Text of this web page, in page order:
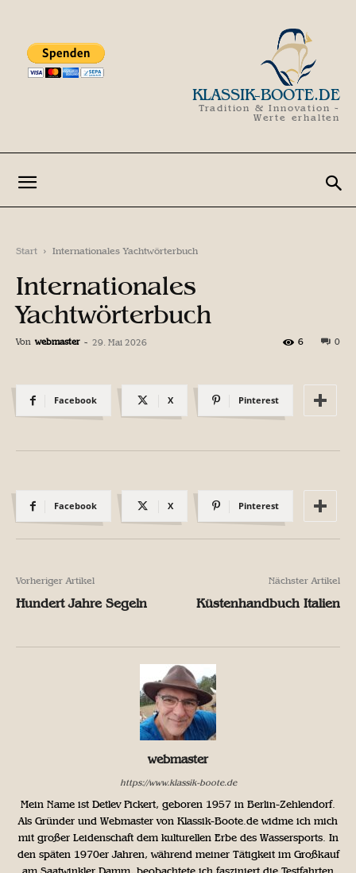
KLASSIK-BOOTE.DE
Tradition & Innovation -
Werte erhalten
Start Internationales Yachtwörterbuch
Internationales
Yachtwörterbuch
Von webmaster - 29. Mai 2026 0
6
Facebook X Pinterest
Facebook X Pinterest
Vorheriger Artikel
Hundert Jahre Segeln
Nächster Artikel
Küstenhandbuch Italien
webmaster
https://www.klassik-boote.de
Mein Name ist Detlev Pickert, geboren 1957 in Berlin-Zehlendorf.
Als Gründer und Webmaster von Klassik-Boote.de widme ich mich
mit großer Leidenschaft dem kulturellen Erbe des Wassersports. In
den späten 1970er Jahren, während meiner Tätigkeit im Großkauf